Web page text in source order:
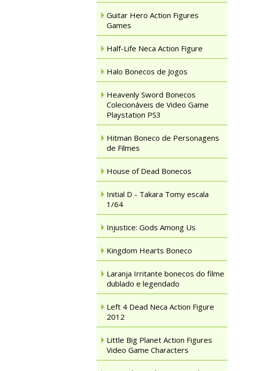
Guitar Hero Action Figures
Games
Half-Life Neca Action Figure
Halo Bonecos de Jogos
Heavenly Sword Bonecos
Colecionáveis de Video Game
Playstation PS3
Hitman Boneco de Personagens
de Filmes
House of Dead Bonecos
Initial D - Takara Tomy escala
1/64
Injustice: Gods Among Us
Kingdom Hearts Boneco
Laranja Irritante bonecos do filme
dublado e legendado
Left 4 Dead Neca Action Figure
2012
Little Big Planet Action Figures
Video Game Characters